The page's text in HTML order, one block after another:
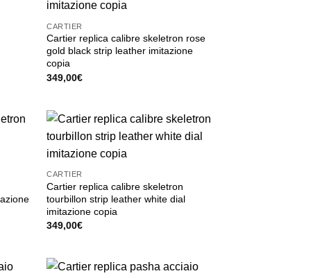
CARTIER
Cartier replica calibre skeletron rose
gold black strip leather imitazione
copia
349,00€
CARTIER
Cartier replica calibre skeletron
tourbillon strip leather white dial
imitazione copia
349,00€